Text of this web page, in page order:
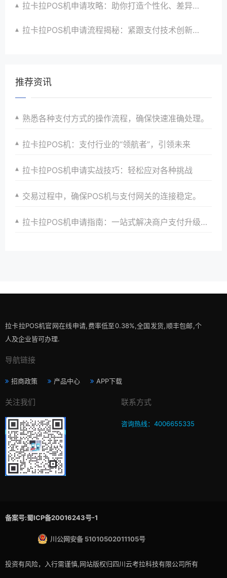
拉卡拉POS机申请攻略：助你打造个性化、差异化支付体验以提升竞争力
拉卡拉POS机申请流程揭秘：紧跟支付技术创新步伐，抢占市场先机
推荐资讯
熟悉各种支付方式的操作流程，确保快速准确处理。
拉卡拉POS机：支付行业的“领航者”，引领未来
拉卡拉POS机申请实战技巧：轻松应对各种挑战
交易过程中，确保POS机与支付网关的连接稳定。
拉卡拉POS机申请指南：一站式解决商户支付升级、智能化与创新需求
拉卡拉POS机官网在线申请,费率低至0.38%,全国发货,顺丰包邮,个
人及企业皆可办理.
导航链接
招商政策 产品中心 APP下载
关注我们 联系方式
咨询热线：4006655335
备案号:蜀ICP备20016243号-1
川公网安备 51010502011105号
投资有风险，入行需谨慎,网站版权归四川云考拉科技有限公司所有